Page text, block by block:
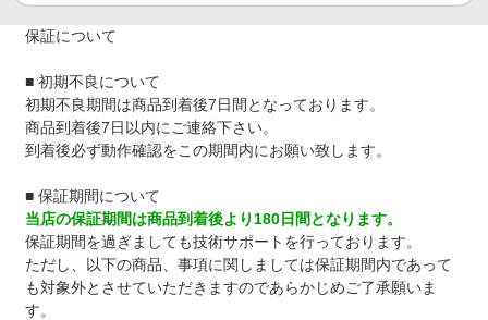
保証について
■ 初期不良について
初期不良期間は商品到着後7日間となっております。
商品到着後7日以内にご連絡下さい。
到着後必ず動作確認をこの期間内にお願い致します。
■ 保証期間について
当店の保証期間は商品到着後より180日間となります。
保証期間を過ぎましても技術サポートを行っております。
ただし、以下の商品、事項に関しましては保証期間内であって
も対象外とさせていただきますのであらかじめご了承願いま
す。